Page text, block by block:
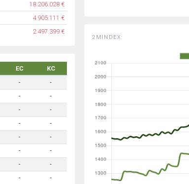
18.206.028 €
4.905.111 €
2.497.399 €
EC
KC
-
-
-
-
-
-
-
-
-
-
-
-
-
-
-
-
2MINDEX: